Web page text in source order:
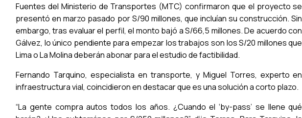
Fuentes del Ministerio de Transportes (MTC) confirmaron que el proyecto se
presentó en marzo pasado por S/90 millones, que incluían su construcción. Sin
embargo, tras evaluar el perfil, el monto bajó a S/66,5 millones. De acuerdo con
Gálvez, lo único pendiente para empezar los trabajos son los S/20 millones que
Lima o La Molina deberán abonar para el estudio de factibilidad.
Fernando Tarquino, especialista en transporte, y Miguel Torres, experto en
infraestructura vial, coincidieron en destacar que es una solución a corto plazo.
“La gente compra autos todos los años. ¿Cuando el ‘by-pass’ se llene qué